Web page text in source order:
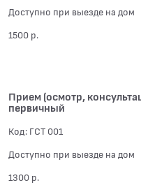
Доступно при выезде на дом
1500 р.
Прием (осмотр,
первичный
Код: ГСТ 001
Доступно при выезде на дом
1300 р.